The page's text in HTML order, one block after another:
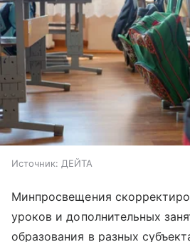
Источник: ДЕЙТА
Минпросвещения
уроков и дополнительных
образования в разных